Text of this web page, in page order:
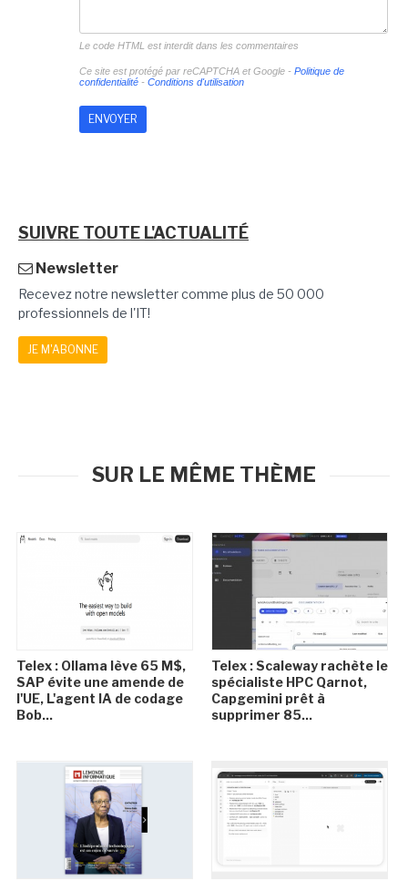
Le code HTML est interdit dans les commentaires
Ce site est protégé par reCAPTCHA et Google - Politique de
confidentialité- Conditions d'utilisation
SUIVRE TOUTE L'ACTUALITÉ
Newsletter
Recevez notre newsletter comme plus de 50 000
professionnels de l'IT!
JE M'ABONNE
SUR LE MÊME THÈME
Telex : Ollama lève 65 M$,
SAP évite une amende de
l'UE, L'agent IA de codage
Bob...
Telex : Scaleway rachète le
spécialiste HPC Qarnot,
Capgemini prêt à
supprimer 85...